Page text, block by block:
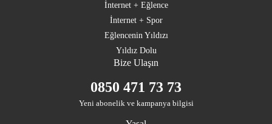
İnternet + Eğlence
İnternet + Spor
Eğlencenin Yıldızı
Yıldız Dolu
Bize Ulaşın
0850 471 73 73
Yeni abonelik ve kampanya bilgisi